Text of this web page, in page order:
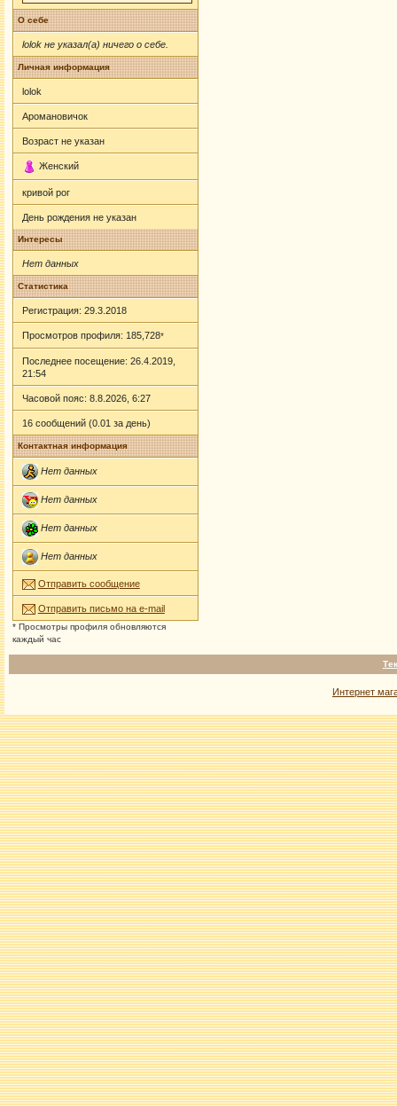
О себе
lolok не указал(а) ничего о себе.
Личная информация
lolok
Аромановичок
Возраст не указан
Женский
кривой рог
День рождения не указан
Интересы
Нет данных
Статистика
Регистрация: 29.3.2018
Просмотров профиля: 185,728*
Последнее посещение: 26.4.2019,
21:54
Часовой пояс: 8.8.2026, 6:27
16 сообщений (0.01 за день)
Контактная информация
Нет данных
Нет данных
Нет данных
Нет данных
Отправить сообщение
Отправить письмо на e-mail
* Просмотры профиля обновляются
каждый час
Интернет